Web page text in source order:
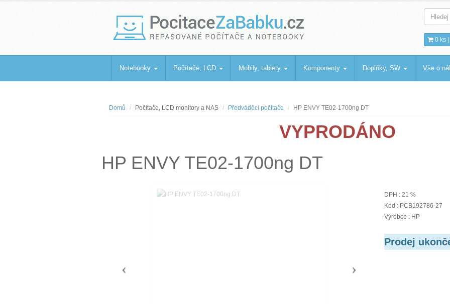
PocitaceZaBabku.cz
Repasované počítače a notebooky 0 ks |
Notebooky Počítače, LCD Mobily, tablety Komponenty Doplňky, SW Vše o
Domů Počítače, LCD monitory a NAS Předváděcí počítače HP ENVY TE02-1700ng DT
VYPRODÁNO
HP ENVY TE02-1700ng DT
DPH : 21 %
Kód : PCB192786-27
Výrobce : HP
Prodej